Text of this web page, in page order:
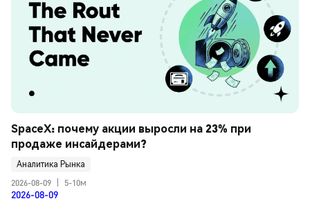
SpaceX: почему акции выросли на 23% при
продаже инсайдерами?
Аналитика Рынка
2026-08-09
5-10м
2026-08-09